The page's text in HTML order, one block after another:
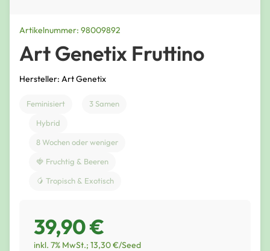
Artikelnummer: 98009892
Art Genetix Fruttino
Hersteller: Art Genetix
Feminisiert
3 Samen
Hybrid
8 Wochen oder weniger
🍓 Fruchtig & Beeren
🥭 Tropisch & Exotisch
39,90 €
inkl. 7% MwSt.; 13,30 €/Seed